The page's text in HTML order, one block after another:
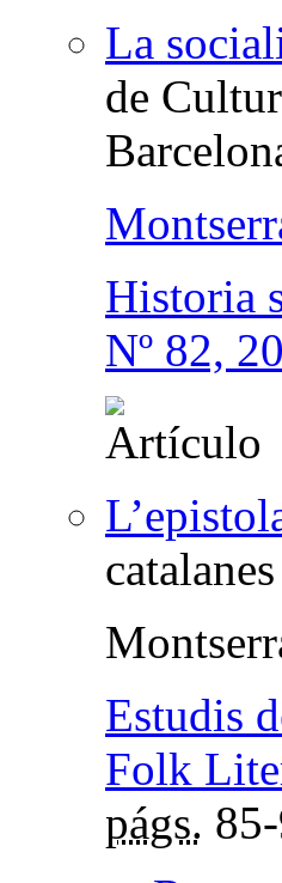
La
de
Historia
Nº 82,
Estudis
Folk
págs.